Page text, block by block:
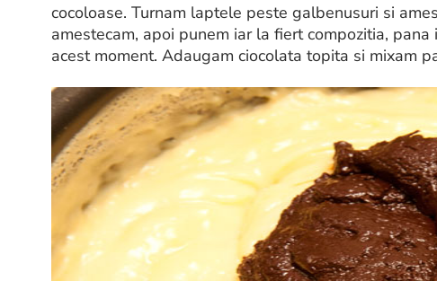
cocoloase. Turnam laptele peste galbenusuri si
amestecam, apoi punem iar la fiert compozitia,
acest moment. Adaugam ciocolata topita si mixam